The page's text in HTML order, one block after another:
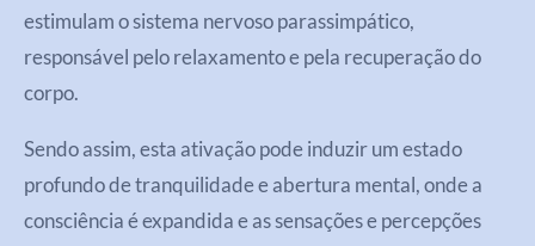
estimulam o sistema nervoso parassimpático,
responsável pelo relaxamento e pela recuperação do
corpo.
Sendo assim, esta ativação pode induzir um estado
profundo de tranquilidade e abertura mental, onde a
consciência é expandida e as sensações e percepções